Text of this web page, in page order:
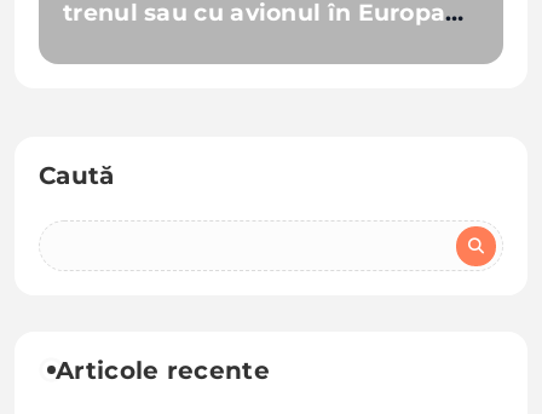
trenul sau cu avionul în Europa
Caută
Articole recente